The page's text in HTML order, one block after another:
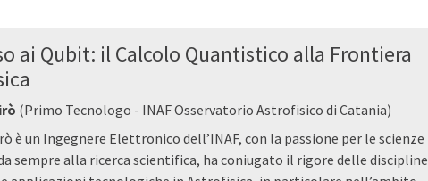
ai Qubit: il Calcolo Quantistico alla Frontiera
(Primo Tecnologo - INAF Osservatorio Astrofisico di Catania)
è un Ingegnere Elettronico dell’INAF, con la passione per le scienze
sempre alla ricerca scientifica, ha coniugato il rigore delle discipline